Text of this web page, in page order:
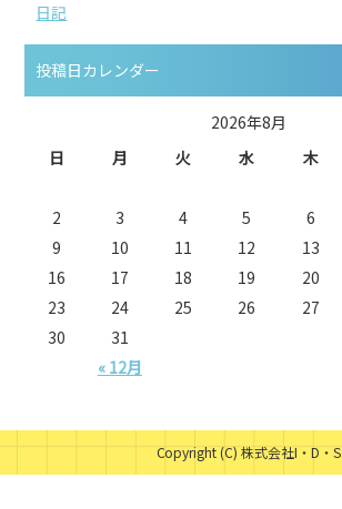
日記
投稿日カレンダー
2026年8月
日
月 火 水 木
« 12月
2
3 4 5 6
9
10 11 12 13
16
17 18 19 20
23
24 25 26 27
30
31
Copyright (C) 株式会社I・D・S